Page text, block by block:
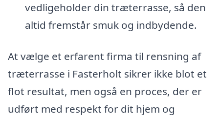
vedligeholder din træterrasse, så den
altid fremstår smuk og indbydende.
At vælge et erfarent firma til rensning af
træterrasse i Fasterholt sikrer ikke blot et
flot resultat, men også en proces, der er
udført med respekt for dit hjem og